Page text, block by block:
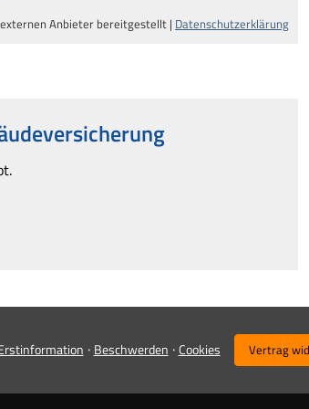
Anbieter bereitgestellt | Datenschutzerklärung
· Beschwerden ·Cookies Vertrag